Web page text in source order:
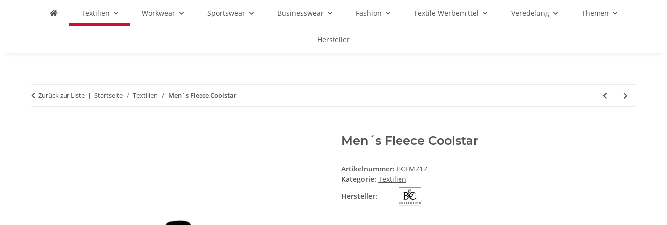
Textilien Workwear Sportswear Businesswear Fashion Textile Werbemittel Veredelung Themen
Hersteller
Zurück zur Liste Startseite Textilien Men´s Fleece Coolstar
Men´s Fleece Coolstar
Artikelnummer: BCFM717
Kategorie: Textilien
Hersteller: